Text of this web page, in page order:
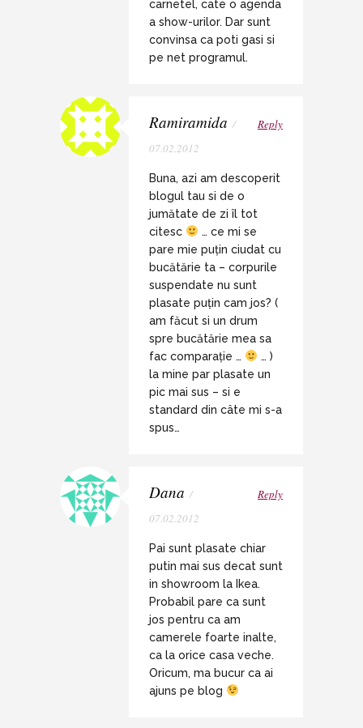
carnetel, cate o agenda
a show-urilor. Dar sunt
convinsa ca poti gasi si
pe net programul.
Ramiramida /
07.02.2012
Reply
Buna, azi am descoperit
blogul tau si de o
jumătate de zi îl tot
citesc
… ce mi se
pare mie puțin ciudat cu
bucătărie ta – corpurile
suspendate nu sunt
plasate puțin cam jos? (
am făcut si un drum
spre bucătărie mea sa
fac comparație …
… )
la mine par plasate un
pic mai sus – si e
standard din câte mi s-a
spus…
Dana /
07.02.2012
Reply
Pai sunt plasate chiar
putin mai sus decat sunt
in showroom la Ikea.
Probabil pare ca sunt
jos pentru ca am
camerele foarte inalte,
ca la orice casa veche.
Oricum, ma bucur ca ai
ajuns pe blog